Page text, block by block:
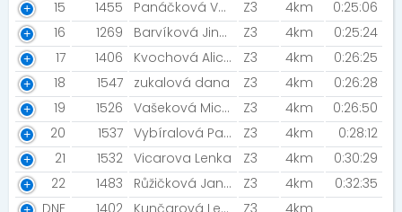
15
1455 Panáčková Veronika Z3 4km
0:25:06
16
1269 Barvíková Jindra Z3 4km
0:25:24
17
1406 Kvochová Alice [AlPa] Z3 4km
0:26:25
18
1547 zukalová dana Z3 4km
0:26:28
19
1526 Vašeková Michaela [Horáreň] Z3 4km
0:26:50
20
1537 Vybíralová Pavla [Hasiči Oplocany] Z3 4km
0:28:12
21
1532 Vicarova Lenka Z3 4km
0:30:29
22
1483 Růžičková Jana [My team] Z3 4km
0:32:35
DNF
1402 Kunčarová Lenka Z3 4km